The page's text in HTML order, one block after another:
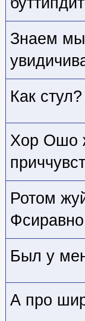
Знаем мы
Как стул?
Хор Ошо
Ротом
Был у
А про